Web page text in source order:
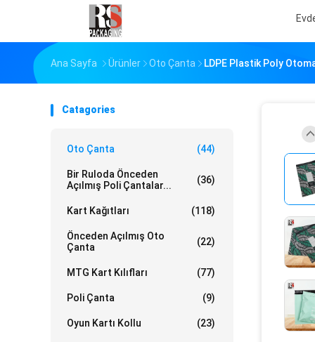
Ana Sayfa Ürünler Oto Çanta LDPE Plastik Poly
Catagories
Oto Çanta (44)
Bir Ruloda Önceden
Açılmış Poli Çantalar...
(36)
Kart Kağıtları (118)
Önceden Açılmış Oto
Çanta
(22)
MTG Kart Kılıfları (77)
Poli Çanta (9)
Oyun Kartı Kollu (23)